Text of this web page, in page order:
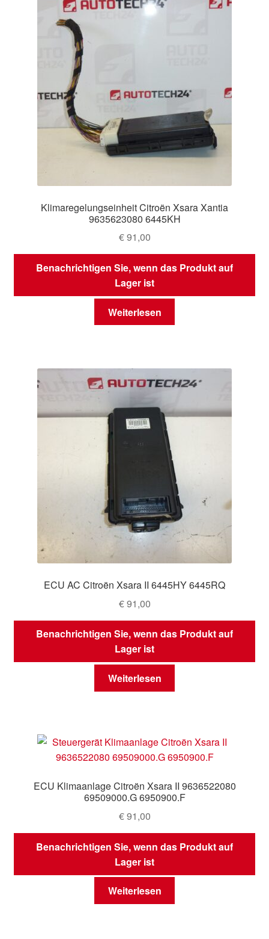
Klimaregelungseinheit Citroën Xsara Xantia
9635623080 6445KH
€91,00
Benachrichtigen Sie, wenn das Produkt auf
Lager ist
Weiterlesen
ECU AC Citroën Xsara II 6445HY 6445RQ
€91,00
Benachrichtigen Sie, wenn das Produkt auf
Lager ist
Weiterlesen
ECU Klimaanlage Citroën Xsara II 9636522080
69509000.G 6950900.F
€91,00
Benachrichtigen Sie, wenn das Produkt auf
Lager ist
Weiterlesen